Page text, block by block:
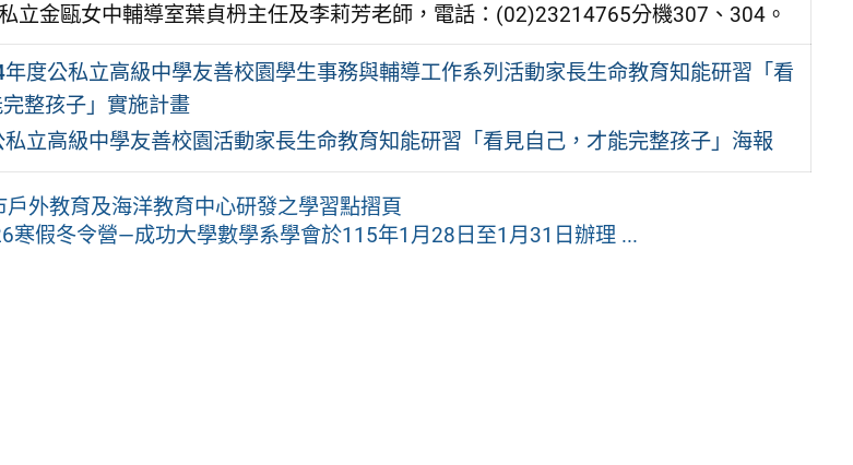
立金甌女中輔導室葉貞枬主任及李莉芳老師，電話：(02)23214765分機307、304。
度公私立高級中學友善校園學生事務與輔導工作系列活動家長生命教育知能研習「看
整孩子」實施計畫
立高級中學友善校園活動家長生命教育知能研習「看見自己，才能完整孩子」海報
戶外教育及海洋教育中心研發之學習點摺頁
寒假冬令營—成功大學數學系學會於115年1月28日至1月31日辦理 ...